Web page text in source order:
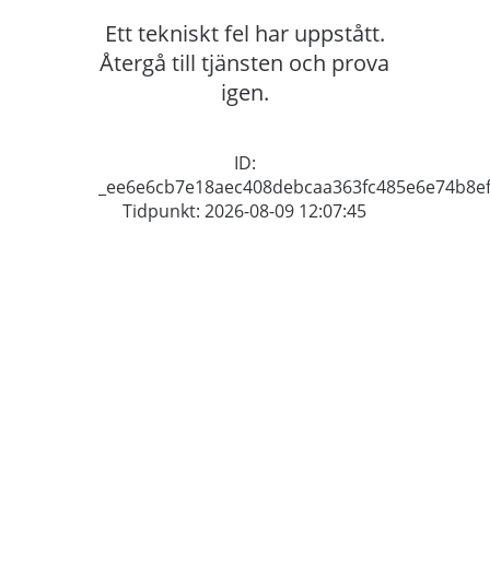
Ett tekniskt fel har uppstått.
Återgå till tjänsten och prova
igen.
ID:
_ee6e6cb7e18aec408debcaa363fc485e6e74b8ef
Tidpunkt: 2026-08-09 12:07:45